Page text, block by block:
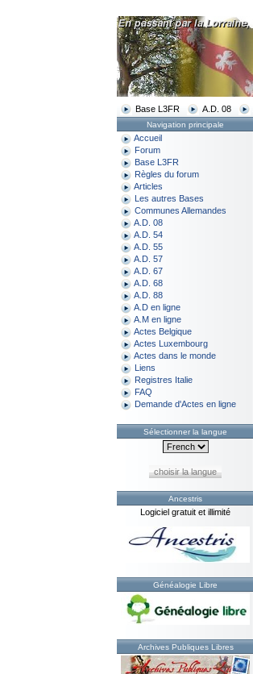
Base L3FR A.D. 08
Navigation principale
Accueil
Forum
Base L3FR
Règles du forum
Articles
Les autres Bases
Communes Allemandes
A.D. 08
A.D. 54
A.D. 55
A.D. 57
A.D. 67
A.D. 68
A.D. 88
A.D en ligne
A.M en ligne
Actes Belgique
Actes Luxembourg
Actes dans le monde
Liens
Registres Italie
FAQ
Demande d'Actes en ligne
Sélectionner la langue
choisir la langue
Ancestris
Logiciel gratuit et illimité
Généalogie Libre
Archives Publiques Libres